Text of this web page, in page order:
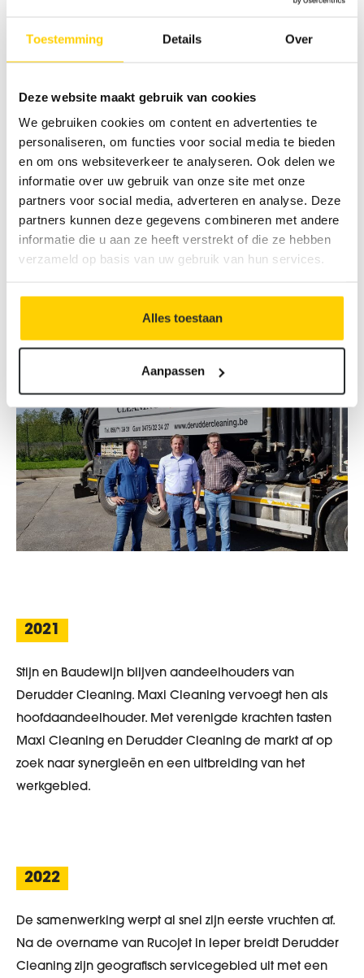
Toestemming Details Over
Deze website maakt gebruik van cookies
We gebruiken cookies om content en advertenties te
personaliseren, om functies voor social media te bieden
en om ons websiteverkeer te analyseren. Ook delen we
informatie over uw gebruik van onze site met onze
partners voor social media, adverteren en analyse. Deze
partners kunnen deze gegevens combineren met andere
informatie die u aan ze heeft verstrekt of die ze hebben
verzameld op basis van uw gebruik van hun services.
Alles toestaan
Aanpassen
industriel avec remorque. En 2016, l’entreprise dispose
ainsi de pas moins de 6 véhicules de nettoyage
secteur.
2018
Nous sommes en 2018. Christ Derudder reste à bord de
Haghebaert reprennent l’entreprise et poursuivent sa
2021
Stijn en Baudewijn blijven aandeelhouders van
Derudder Cleaning. Maxi Cleaning vervoegt hen als
hoofdaandeelhouder. Met verenigde krachten tasten
Maxi Cleaning en Derudder Cleaning de markt af op
zoek naar synergieën en een uitbreiding van het
werkgebied.
2022
De samenwerking werpt al snel zijn eerste vruchten af.
Na de overname van Rucojet in Ieper breidt Derudder
Cleaning zijn geografisch servicegebied uit met een